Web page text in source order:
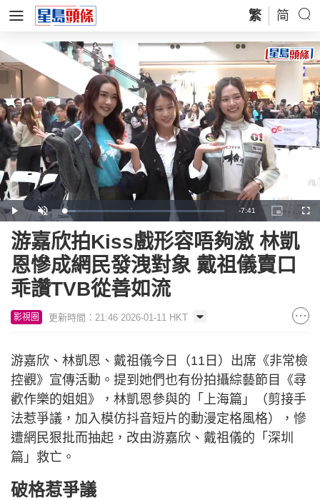
繁 简
Play Unmute Loaded:
7.35%
Remaining
Time
-7:41
Picture-
in-
游嘉欣拍Kiss戲形容唔夠激 林凱
恩慘成網民發洩對象 戴祖儀賣口
乖讚TVB從善如流
影視圈 更新時間：21:46 2026-01-11 HKT
游嘉欣、林凱恩、戴祖儀今日（11日）出席《非常檢
控觀》宣傳活動。提到她們也有份拍攝綜藝節目《尋
歡作樂的姐姐》，林凱恩參與的「上海篇」（剪接手
法惹爭議，加入模仿抖音短片的動漫定格風格），慘
遭網民狠批而抽起，改由游嘉欣、戴祖儀的「深圳
篇」救亡。
破格惹爭議